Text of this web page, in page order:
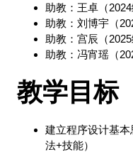
助教：王卓（2024
助教：刘博宇（
助教：宫辰（2025
助教：冯宵瑶（
教学目标
建立程序设计基
法+技能）